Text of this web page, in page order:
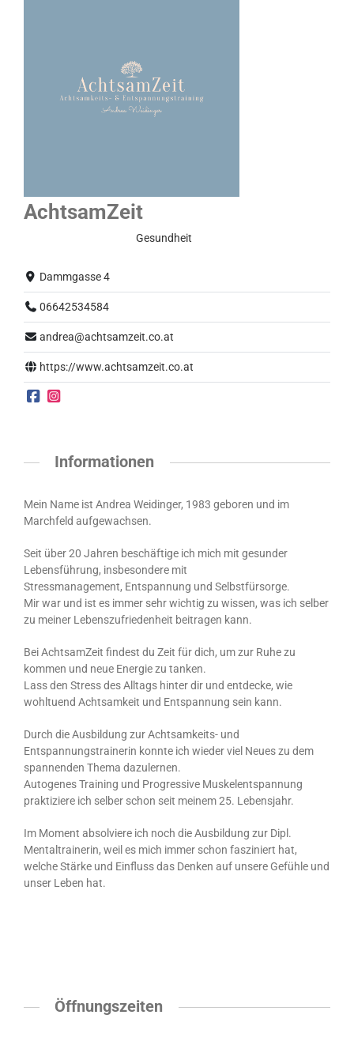
AchtsamZeit
Gesundheit
Dammgasse 4
06642534584
andrea@achtsamzeit.co.at
https://www.achtsamzeit.co.at
Informationen
Mein Name ist Andrea Weidinger, 1983 geboren und im
Marchfeld aufgewachsen.
Seit über 20 Jahren beschäftige ich mich mit gesunder
Lebensführung, insbesondere mit
Stressmanagement, Entspannung und Selbstfürsorge.
Mir war und ist es immer sehr wichtig zu wissen, was ich selber
zu meiner Lebenszufriedenheit beitragen kann.
Bei AchtsamZeit findest du Zeit für dich, um zur Ruhe zu
kommen und neue Energie zu tanken.
Lass den Stress des Alltags hinter dir und entdecke, wie
wohltuend Achtsamkeit und Entspannung sein kann.
Durch die Ausbildung zur Achtsamkeits- und
Entspannungstrainerin konnte ich wieder viel Neues zu dem
spannenden Thema dazulernen.
Autogenes Training und Progressive Muskelentspannung
praktiziere ich selber schon seit meinem 25. Lebensjahr.
Im Moment absolviere ich noch die Ausbildung zur Dipl.
Mentaltrainerin, weil es mich immer schon fasziniert hat,
welche Stärke und Einfluss das Denken auf unsere Gefühle und
unser Leben hat.
Öffnungszeiten